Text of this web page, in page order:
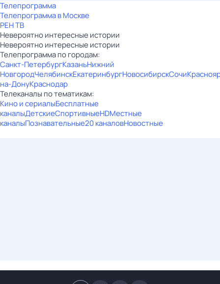
Телепрограмма
Телепрограмма в Москве
РЕН ТВ
Невероятно интересные истории
Невероятно интересные истории
Телепрограмма по городам:
Санкт-ПетербургКазаньНижний
НовгородЧелябинскЕкатеринбургНовосибирскСочи
на-ДонуКраснодар
Телеканалы по тематикам:
Кино и сериалыБесплатные
каналыДетскиеСпортивныеHDМестные
каналыПознавательные20 каналовНовостные